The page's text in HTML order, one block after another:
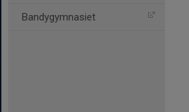
Bandygymnasiet